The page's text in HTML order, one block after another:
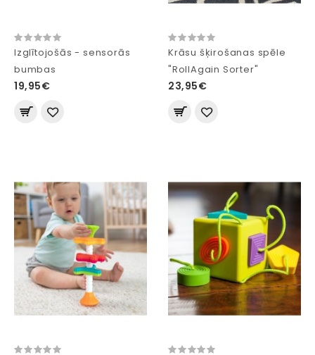
Izglītojošās - sensorās
bumbas
19,95€
Krāsu šķirošanas spēle
"RollAgain Sorter"
23,95€